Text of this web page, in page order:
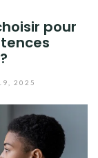
pour
2025